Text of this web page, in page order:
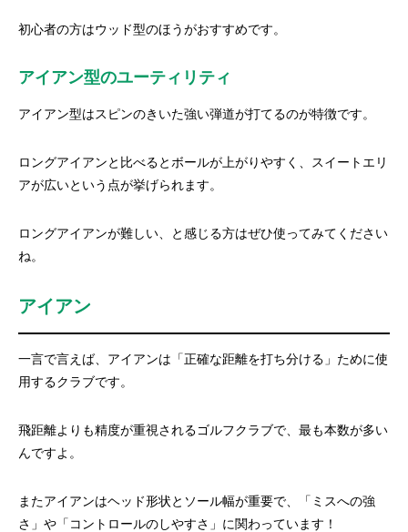
初心者の方はウッド型のほうがおすすめです。
アイアン型のユーティリティ
アイアン型はスピンのきいた強い弾道が打てるのが特徴です。
ロングアイアンと比べるとボールが上がりやすく、スイートエリ
アが広いという点が挙げられます。
ロングアイアンが難しい、と感じる方はぜひ使ってみてください
ね。
アイアン
一言で言えば、アイアンは「正確な距離を打ち分ける」ために使
用するクラブです。
飛距離よりも精度が重視されるゴルフクラブで、最も本数が多い
んですよ。
またアイアンはヘッド形状とソール幅が重要で、「ミスへの強
さ」や「コントロールのしやすさ」に関わっています！